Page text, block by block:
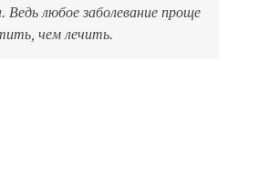
Ведь любое заболевание проще
чем лечить.